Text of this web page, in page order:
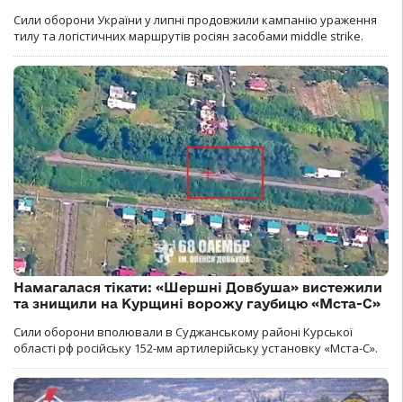
Сили оборони України у липні продовжили кампанію ураження
тилу та логістичних маршрутів росіян засобами middle strike.
Намагалася тікати: «Шершні Довбуша» вистежили
та знищили на Курщині ворожу гаубицю «Мста-С»
Сили оборони вполювали в Суджанському районі Курської
області рф російську 152-мм артилерійську установку «Мста-С».